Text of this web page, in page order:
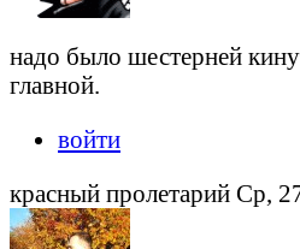
надо было шестерней
главной.
войти
красный пролетарий Ср,